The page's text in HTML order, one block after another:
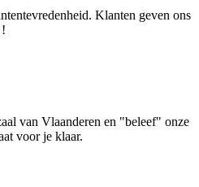
Klanten geven ons
van Vlaanderen en "beleef" onze
voor je klaar.